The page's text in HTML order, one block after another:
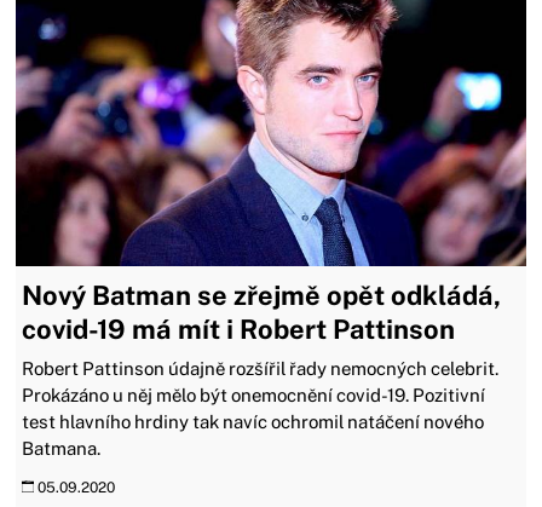
Nový Batman se zřejmě opět odkládá,
covid-19 má mít i Robert Pattinson
Robert Pattinson údajně rozšířil řady nemocných celebrit.
Prokázáno u něj mělo být onemocnění covid-19. Pozitivní
test hlavního hrdiny tak navíc ochromil natáčení nového
Batmana.
05.09.2020